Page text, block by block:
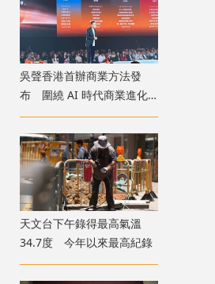
吳聲香港首辦商業方法發
布 圍繞 AI 時代商業進化
探討未來趨勢
天文台下午錄得最高氣溫
34.7度 今年以來最高紀錄